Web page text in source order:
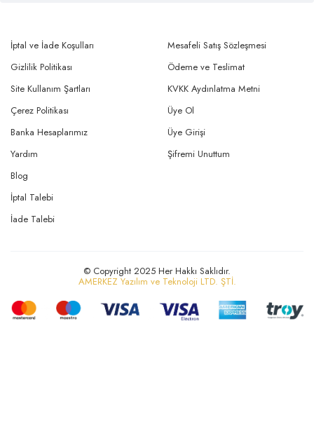
İptal ve İade Koşulları
Gizlilik Politikası
Site Kullanım Şartları
Mesafeli Satış Sözleşmesi
Ödeme ve Teslimat
KVKK Aydınlatma Metni
Çerez Politikası
Banka Hesaplarımız
Yardım
Üye Ol
Üye Girişi
Şifremi Unuttum
Blog
İptal Talebi
İade Talebi
© Copyright 2025 Her Hakkı Saklıdır.
AMERKEZ Yazılım ve Teknoloji LTD. ŞTİ.